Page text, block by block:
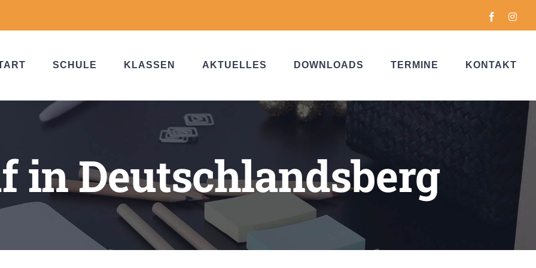
Facebook
SCHULE KLASSEN AKTUELLES DOWNLOADS TERMINE KONTAKT
in Deutschlandsberg